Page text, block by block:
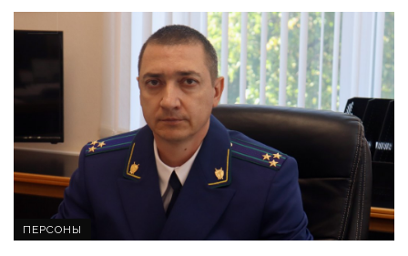
ПЕРСОНЫ